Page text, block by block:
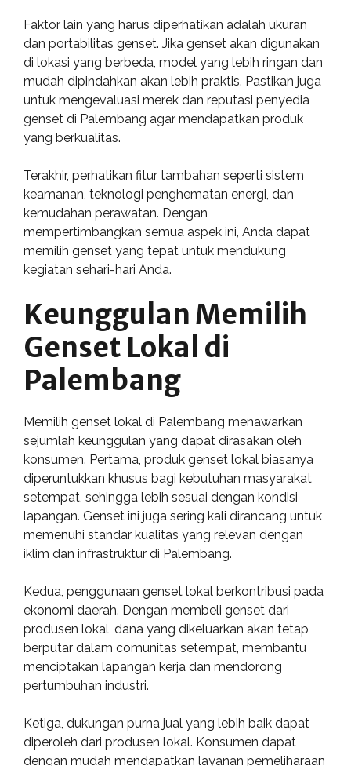
Faktor lain yang harus diperhatikan adalah ukuran
dan portabilitas genset. Jika genset akan digunakan
di lokasi yang berbeda, model yang lebih ringan dan
mudah dipindahkan akan lebih praktis. Pastikan juga
untuk mengevaluasi merek dan reputasi penyedia
genset di Palembang agar mendapatkan produk
yang berkualitas.
Terakhir, perhatikan fitur tambahan seperti sistem
keamanan, teknologi penghematan energi, dan
kemudahan perawatan. Dengan
mempertimbangkan semua aspek ini, Anda dapat
memilih genset yang tepat untuk mendukung
kegiatan sehari-hari Anda.
Keunggulan Memilih
Genset Lokal di
Palembang
Memilih genset lokal di Palembang menawarkan
sejumlah keunggulan yang dapat dirasakan oleh
konsumen. Pertama, produk genset lokal biasanya
diperuntukkan khusus bagi kebutuhan masyarakat
setempat, sehingga lebih sesuai dengan kondisi
lapangan. Genset ini juga sering kali dirancang untuk
memenuhi standar kualitas yang relevan dengan
iklim dan infrastruktur di Palembang.
Kedua, penggunaan genset lokal berkontribusi pada
ekonomi daerah. Dengan membeli genset dari
produsen lokal, dana yang dikeluarkan akan tetap
berputar dalam comunitas setempat, membantu
menciptakan lapangan kerja dan mendorong
pertumbuhan industri.
Ketiga, dukungan purna jual yang lebih baik dapat
diperoleh dari produsen lokal. Konsumen dapat
dengan mudah mendapatkan layanan pemeliharaan